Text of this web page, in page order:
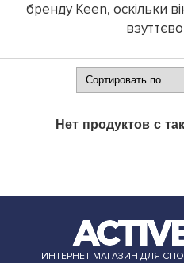
бренду Keen, оскільки
Нет продуктов с
ИНТЕРНЕТ МАГАЗИН ДЛЯ